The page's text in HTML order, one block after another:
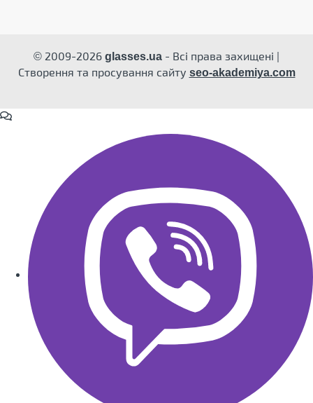
© 2009-2026 glasses.ua - Всі права захищені |
Створення та просування сайту seo-akademiya.com